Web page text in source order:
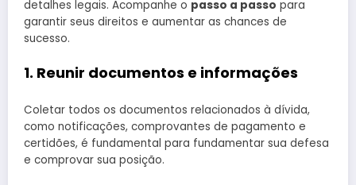
detalhes legais. Acompanhe o passo a passo para
garantir seus direitos e aumentar as chances de
sucesso.
1. Reunir documentos e informações
Coletar todos os documentos relacionados à dívida,
como notificações, comprovantes de pagamento e
certidões, é fundamental para fundamentar sua defesa
e comprovar sua posição.